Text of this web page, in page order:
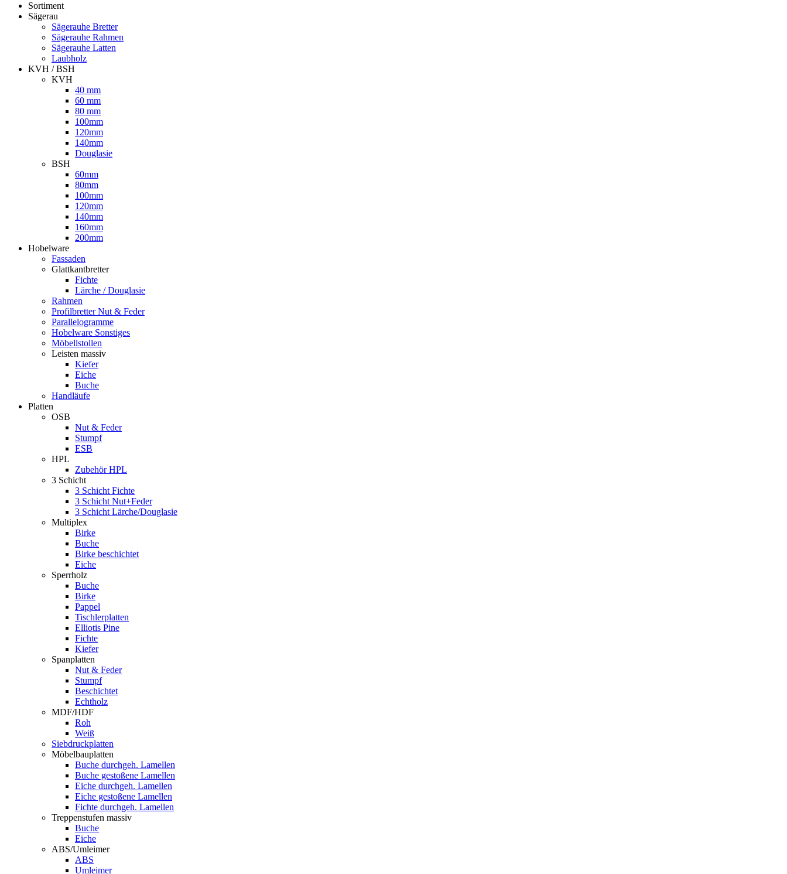
Sortiment
Sägerau
Sägerauhe Bretter
Sägerauhe Rahmen
Sägerauhe Latten
Laubholz
KVH / BSH
KVH
40 mm
60 mm
80 mm
100mm
120mm
140mm
Douglasie
BSH
60mm
80mm
100mm
120mm
140mm
160mm
200mm
Hobelware
Fassaden
Glattkantbretter
Fichte
Lärche / Douglasie
Rahmen
Profilbretter Nut & Feder
Parallelogramme
Hobelware Sonstiges
Möbellstollen
Leisten massiv
Kiefer
Eiche
Buche
Handläufe
Platten
OSB
Nut & Feder
Stumpf
ESB
HPL
Zubehör HPL
3 Schicht
3 Schicht Fichte
3 Schicht Nut+Feder
3 Schicht Lärche/Douglasie
Multiplex
Birke
Buche
Birke beschichtet
Eiche
Sperrholz
Buche
Birke
Pappel
Tischlerplatten
Elliotis Pine
Fichte
Kiefer
Spanplatten
Nut & Feder
Stumpf
Beschichtet
Echtholz
MDF/HDF
Roh
Weiß
Siebdruckplatten
Möbelbauplatten
Buche durchgeh. Lamellen
Buche gestoßene Lamellen
Eiche durchgeh. Lamellen
Eiche gestoßene Lamellen
Fichte durchgeh. Lamellen
Treppenstufen massiv
Buche
Eiche
ABS/Umleimer
ABS
Umleimer